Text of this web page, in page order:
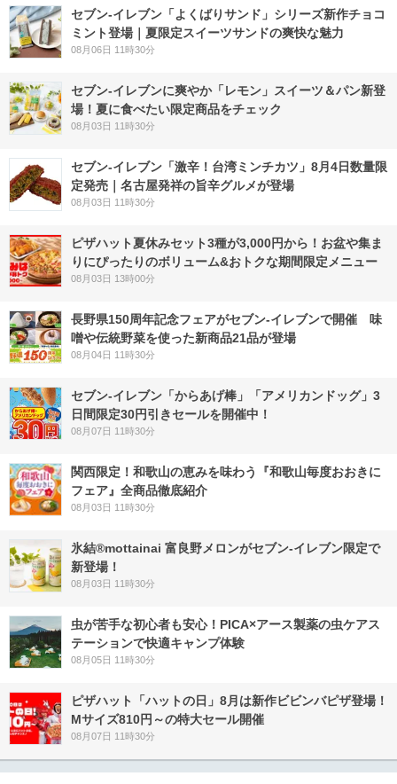
セブン‐イレブン「よくばりサンド」シリーズ新作チョコ
ミント登場｜夏限定スイーツサンドの爽快な魅力
08月06日 11時30分
セブン‐イレブンに爽やか「レモン」スイーツ＆パン新登
場！夏に食べたい限定商品をチェック
08月03日 11時30分
セブン-イレブン「激辛！台湾ミンチカツ」8月4日数量限
定発売｜名古屋発祥の旨辛グルメが登場
08月03日 11時30分
ピザハット夏休みセット3種が3,000円から！お盆や集ま
りにぴったりのボリューム&おトクな期間限定メニュー
08月03日 13時00分
長野県150周年記念フェアがセブン-イレブンで開催 味
噌や伝統野菜を使った新商品21品が登場
08月04日 11時30分
セブン‐イレブン「からあげ棒」「アメリカンドッグ」3
日間限定30円引きセールを開催中！
08月07日 11時30分
関西限定！和歌山の恵みを味わう『和歌山毎度おおきに
フェア』全商品徹底紹介
08月03日 11時30分
氷結®mottainai 富良野メロンがセブン‐イレブン限定で
新登場！
08月03日 11時30分
虫が苦手な初心者も安心！PICA×アース製薬の虫ケアス
テーションで快適キャンプ体験
08月05日 11時30分
ピザハット「ハットの日」8月は新作ビビンバピザ登場！
Mサイズ810円～の特大セール開催
08月07日 11時30分